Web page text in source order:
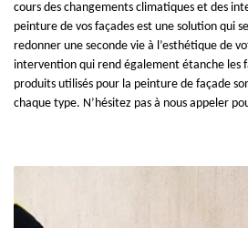
cours des changements climatiques et des
peinture de vos façades est une solution qui
redonner une seconde vie à l’esthétique de
intervention qui rend également étanche les
produits utilisés pour la peinture de façade
chaque type. N’hésitez pas à nous appeler